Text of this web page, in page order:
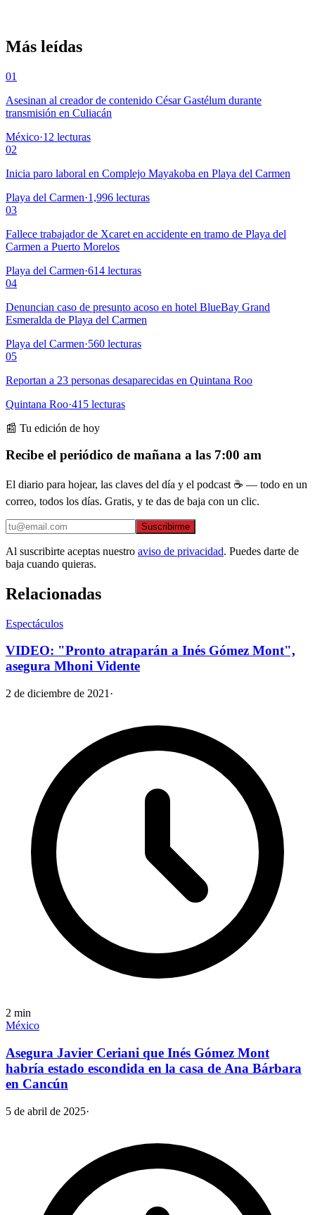
Más leídas
01
Asesinan al creador de contenido César Gastélum durante
transmisión en Culiacán
México·12 lecturas
02
Inicia paro laboral en Complejo Mayakoba en Playa del Carmen
Playa del Carmen·1,996 lecturas
03
Fallece trabajador de Xcaret en accidente en tramo de Playa del
Carmen a Puerto Morelos
Playa del Carmen·614 lecturas
04
Denuncian caso de presunto acoso en hotel BlueBay Grand
Esmeralda de Playa del Carmen
Playa del Carmen·560 lecturas
05
Reportan a 23 personas desaparecidas en Quintana Roo
Quintana Roo·415 lecturas
📰 Tu edición de hoy
Recibe el periódico de mañana a las 7:00 am
El diario para hojear, las claves del día y el podcast ☕ — todo en un
correo, todos los días. Gratis, y te das de baja con un clic.
Suscribirme
Al suscribirte aceptas nuestro aviso de privacidad. Puedes darte de
baja cuando quieras.
Relacionadas
Espectáculos
VIDEO: "Pronto atraparán a Inés Gómez Mont",
asegura Mhoni Vidente
2 de diciembre de 2021 ·
2 min
México
Asegura Javier Ceriani que Inés Gómez Mont
habría estado escondida en la casa de Ana Bárbara
en Cancún
5 de abril de 2025·